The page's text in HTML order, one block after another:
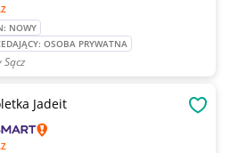
NOWY
OSOBA PRYWATNA
Sącz
Jadeit